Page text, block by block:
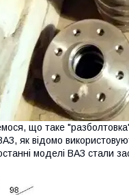
що таке
як відомо
моделі ВАЗ стали